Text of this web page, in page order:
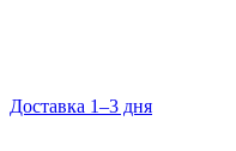
Доставка 1–3 дня